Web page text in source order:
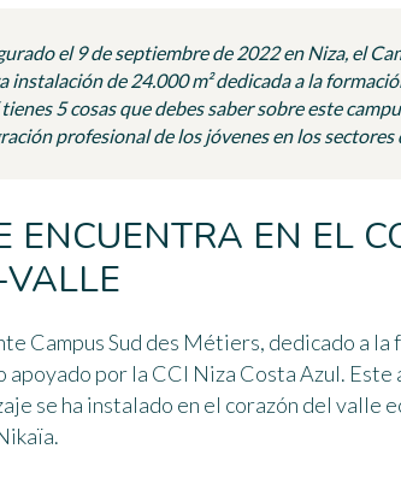
el 9 de septiembre de 2022 en Niza, el
instalación de 24.000 m² dedicada a la
5 cosas que debes saber sobre este
profesional de los jóvenes en los
ENCUENTRA EN EL
VALLE
Campus Sud des Métiers, dedicado a la
apoyado por la CCI Niza Costa Azul. Este
se ha instalado en el corazón del valle